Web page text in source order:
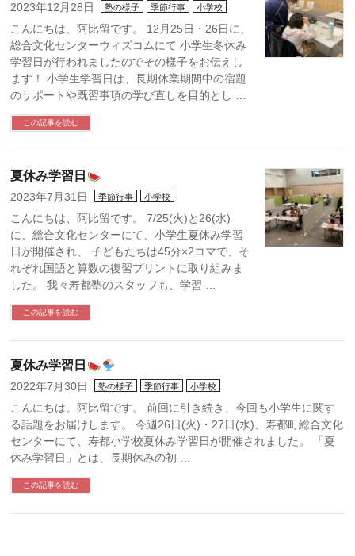
2023年12月28日 塾の様子 季節行事 小学校
こんにちは、阿比留です。 12月25日・26日に、
総合文化センターウィズコムにて 小学生冬休み
学習日が行われましたのでその様子をお伝えし
ます！ 小学生学習日は、長期休業期間中の宿題
のサポートや既習事項の学び直しを目的とし …
この記事を読む
夏休み学習日
2023年7月31日 季節行事 小学校
こんにちは、阿比留です。 7/25(火)と26(水)
に、総合文化センターにて、小学生夏休み学習
日が開催され、 子どもたちは45分×2コマで、そ
れぞれ国語と算数の復習プリントに取り組みま
した。 我々寿都塾のスタッフも、学習 …
この記事を読む
夏休み学習日
2022年7月30日 塾の様子 季節行事 小学校
こんにちは。阿比留です。 前回に引き続き、今回も小学生に関す
る話題をお届けします。 今週26日(火)・27日(水)、寿都町総合文化
センターにて、寿都小学校夏休み学習日が開催されました。 「夏
休み学習日」とは、長期休みの初 …
この記事を読む